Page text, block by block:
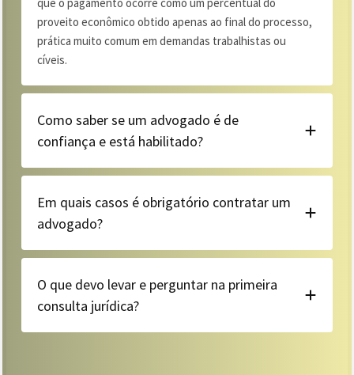
proveito econômico obtido apenas ao final do processo,
prática muito comum em demandas trabalhistas ou
cíveis.
Como saber se um advogado é de
confiança e está habilitado?
Em quais casos é obrigatório contratar um
advogado?
O que devo levar e perguntar na primeira
consulta jurídica?